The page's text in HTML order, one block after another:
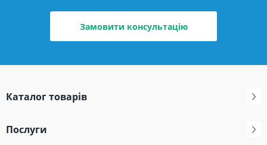
Замовити консультацію
Каталог товарів
Послуги